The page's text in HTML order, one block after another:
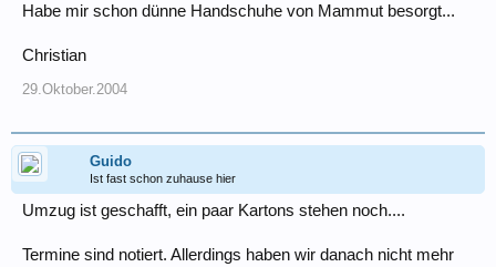
Habe mir schon dünne Handschuhe von Mammut besorgt...
Christian
29.Oktober.2004
Guido
Ist fast schon zuhause hier
Umzug ist geschafft, ein paar Kartons stehen noch....
Termine sind notiert. Allerdings haben wir danach nicht mehr